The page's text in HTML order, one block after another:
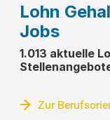
Lohn
Jobs
1.013 aktuelle
Zur